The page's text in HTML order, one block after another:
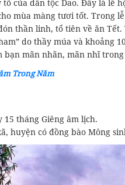
của dân tộc Dao. Đây là lễ
mùa màng tươi tốt. Trong
thần linh, tổ tiên về ăn Tết.
do thầy múa và khoảng
mãn nhãn, mãn nhĩ
Trong Năm
tháng Giêng âm lịch.
huyện có đồng bào Mông